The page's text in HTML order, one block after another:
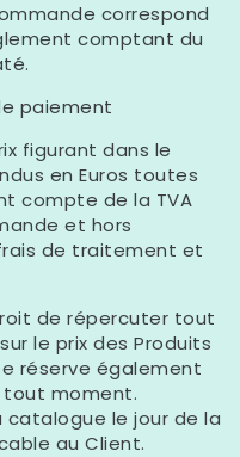
correspond
comptant du
paiement
figurant dans le
en Euros toutes
compte de la TVA
et hors
de traitement et
de répercuter tout
le prix des Produits
réserve également
tout moment.
catalogue le jour de la
au Client.